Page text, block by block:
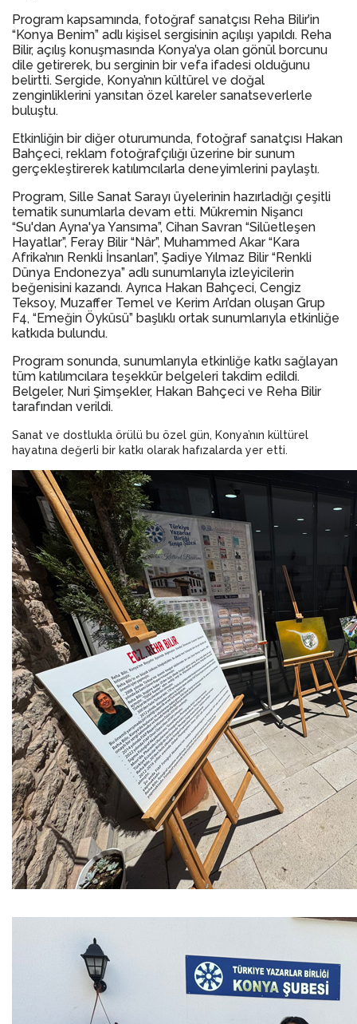
Program kapsamında, fotoğraf sanatçısı Reha Bilir’in
“Konya Benim” adlı kişisel sergisinin açılışı yapıldı. Reha
Bilir, açılış konuşmasında Konya’ya olan gönül borcunu
dile getirerek, bu serginin bir vefa ifadesi olduğunu
belirtti. Sergide, Konya’nın kültürel ve doğal
zenginliklerini yansıtan özel kareler sanatseverlerle
buluştu.
Etkinliğin bir diğer oturumunda, fotoğraf sanatçısı Hakan
Bahçeci, reklam fotoğrafçılığı üzerine bir sunum
gerçekleştirerek katılımcılarla deneyimlerini paylaştı.
Program, Sille Sanat Sarayı üyelerinin hazırladığı çeşitli
tematik sunumlarla devam etti. Mükremin Nişancı
“Su'dan Ayna'ya Yansıma”, Cihan Savran “Silüetleşen
Hayatlar”, Feray Bilir “Nâr”, Muhammed Akar “Kara
Afrika’nın Renkli İnsanları”, Şadiye Yılmaz Bilir “Renkli
Dünya Endonezya” adlı sunumlarıyla izleyicilerin
beğenisini kazandı. Ayrıca Hakan Bahçeci, Cengiz
Teksoy, Muzaffer Temel ve Kerim Arı’dan oluşan Grup
F4, “Emeğin Öyküsü” başlıklı ortak sunumlarıyla etkinliğe
katkıda bulundu.
Program sonunda, sunumlarıyla etkinliğe katkı sağlayan
tüm katılımcılara teşekkür belgeleri takdim edildi.
Belgeler, Nuri Şimşekler, Hakan Bahçeci ve Reha Bilir
tarafından verildi.
Sanat ve dostlukla örülü bu özel gün, Konya’nın kültürel
hayatına değerli bir katkı olarak hafızalarda yer etti.